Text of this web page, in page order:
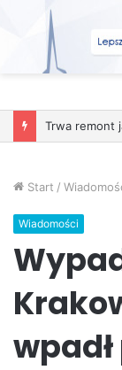
Trwa remont
Start /
Wiadomości